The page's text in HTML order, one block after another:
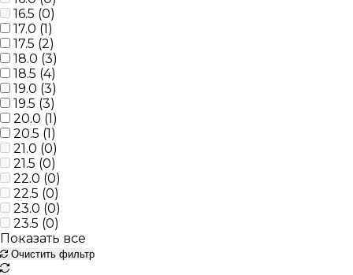
16.5 (0)
17.0 (1)
17.5 (2)
18.0 (3)
18.5 (4)
19.0 (3)
19.5 (3)
20.0 (1)
20.5 (1)
21.0 (0)
21.5 (0)
22.0 (0)
22.5 (0)
23.0 (0)
23.5 (0)
Показать все
Очистить фильтр